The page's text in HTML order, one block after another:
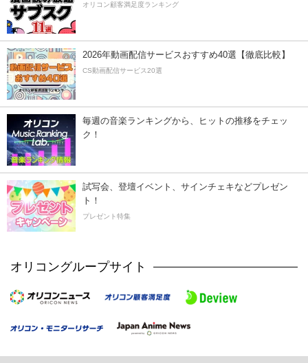
オリコン顧客満足度ランキング
2026年動画配信サービスおすすめ40選【徹底比較】
CS動画配信サービス20選
毎週の音楽ランキングから、ヒットの推移をチェッ
ク！
試写会、登壇イベント、サインチェキなどプレゼン
ト！
プレゼント特集
オリコングループサイト